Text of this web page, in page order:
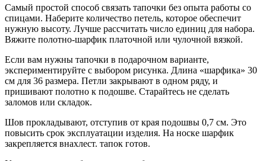
Самый простой способ связать тапочки без опыта работы со
спицами. Наберите количество петель, которое обеспечит
нужную высоту. Лучше рассчитать число единиц для набора.
Вяжите полотно-шарфик платочной или чулочной вязкой.
Если вам нужны тапочки в подарочном варианте,
экспериментируйте с выбором рисунка. Длина «шарфика» 30
см для 36 размера. Петли закрывают в одном ряду, и
пришивают полотно к подошве. Старайтесь не сделать
заломов или складок.
Шов прокладывают, отступив от края подошвы 0,7 см. Это
повысить срок эксплуатации изделия. На носке шарфик
закрепляется внахлест. тапок готов.